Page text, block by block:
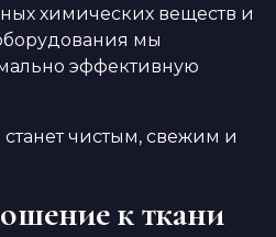
химических веществ и
мы
эффективную
чистым, свежим и
к ткани